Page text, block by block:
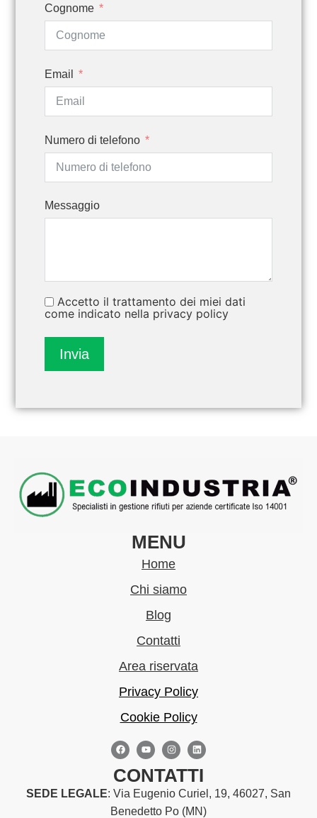
Cognome
Email
Numero di telefono
Messaggio
Accetto il trattamento dei miei dati
come indicato nella privacy policy
Invia
MENU
Home
Chi siamo
Blog
Contatti
Area riservata
Privacy Policy
Cookie Policy
CONTATTI
SEDE LEGALE: Via Eugenio Curiel, 19, 46027, San
Benedetto Po (MN)